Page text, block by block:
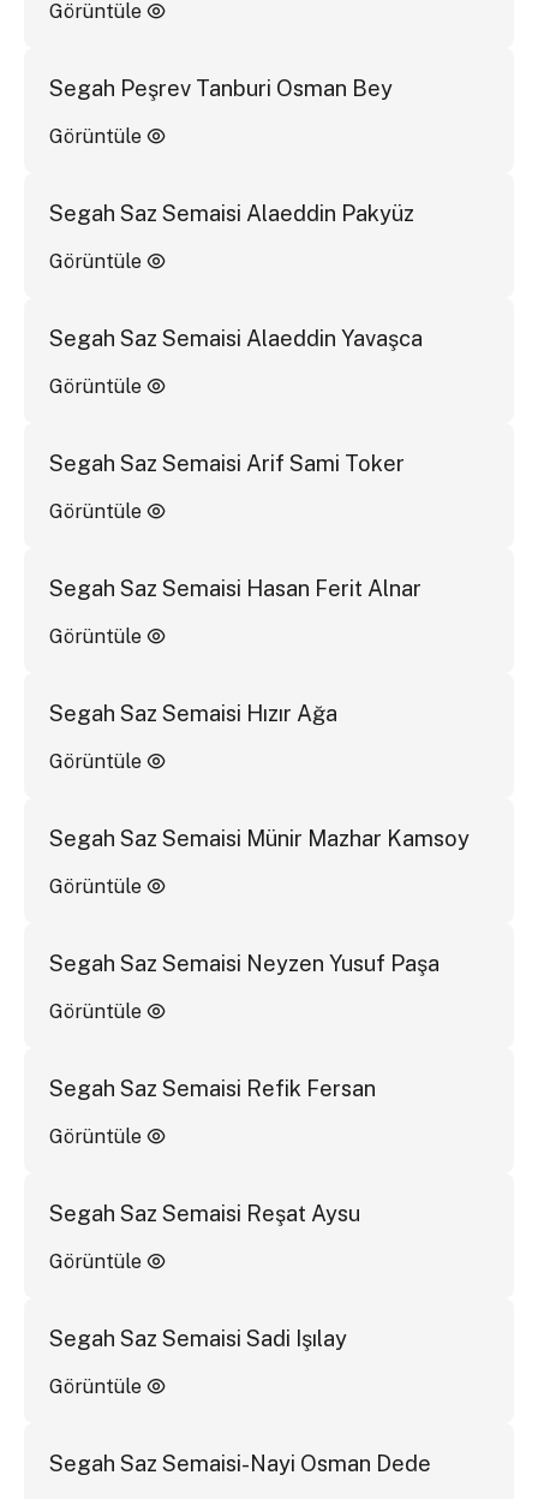
Görüntüle
Segah Peşrev Tanburi Osman Bey
Görüntüle
Segah Saz Semaisi Alaeddin Pakyüz
Görüntüle
Segah Saz Semaisi Alaeddin Yavaşca
Görüntüle
Segah Saz Semaisi Arif Sami Toker
Görüntüle
Segah Saz Semaisi Hasan Ferit Alnar
Görüntüle
Segah Saz Semaisi Hızır Ağa
Görüntüle
Segah Saz Semaisi Münir Mazhar Kamsoy
Görüntüle
Segah Saz Semaisi Neyzen Yusuf Paşa
Görüntüle
Segah Saz Semaisi Refik Fersan
Görüntüle
Segah Saz Semaisi Reşat Aysu
Görüntüle
Segah Saz Semaisi Sadi Işılay
Görüntüle
Segah Saz Semaisi-Nayi Osman Dede